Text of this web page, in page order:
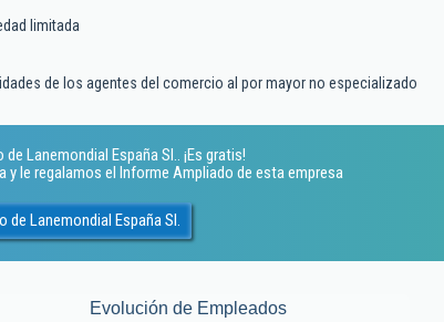
limitada
de los agentes del comercio al por mayor no especializado
Lanemondial España Sl.. ¡Es gratis!
y le regalamos el Informe Ampliado de esta empresa
de Lanemondial España Sl.
Evolución de Empleados